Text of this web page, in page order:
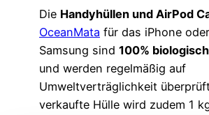
Die Handyhüllen und AirPod
OceanMata für das iPhone oder
Samsung sind 100%
und werden regelmäßig auf
Umweltverträglichkeit
verkaufte Hülle wird zudem 1